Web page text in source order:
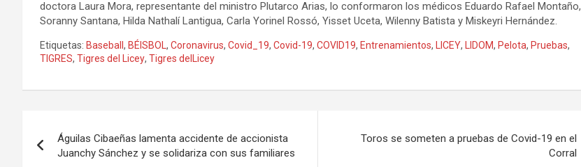
doctora Laura Mora, representante del ministro Plutarco Arias, lo conformaron los médicos Eduardo Rafael Montaño,
Soranny Santana, Hilda Nathalí Lantigua, Carla Yorinel Rossó, Yisset Uceta, Wilenny Batista y Miskeyri Hernández.
Etiquetas: Baseball , BÉISBOL, Coronavirus, Covid_19, Covid-19, COVID19, Entrenamientos, LICEY, LIDOM, Pelota, Pruebas,
TIGRES, Tigres del Licey, Tigres delLicey
de
Águilas Cibaeñas lamenta accidente de accionista
Juanchy Sánchez y se solidariza con sus familiares
Toros se someten a pruebas de Covid-19 en el
Corral